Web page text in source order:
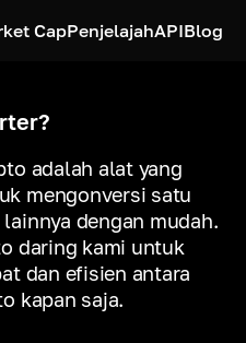
CapPenjelajahAPIBlog
adalah alat yang
mengonversi satu
dengan mudah.
daring kami untuk
dan efisien antara
kapan saja.